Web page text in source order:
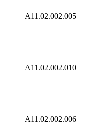
A11.02.002.005
A11.02.002.010
A11.02.002.006